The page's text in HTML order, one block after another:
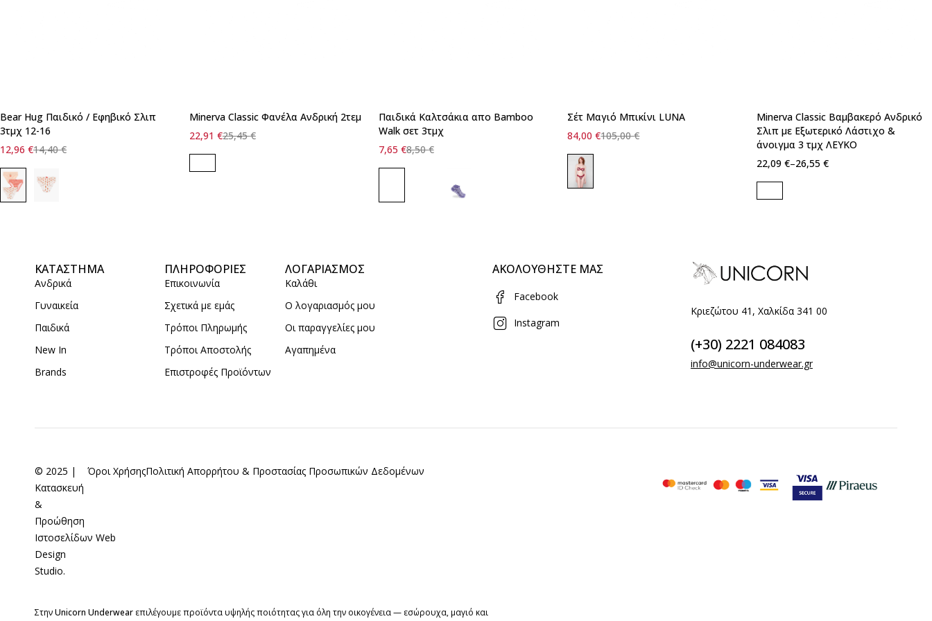
Bear Hug Παιδικό / Εφηβικό Σλιπ
3τμχ 12-16
14,40€
12,96 €
Minerva Classic Φανέλα Ανδρική 2τεμ
25,45€
22,91 €
Παιδικά Καλτσάκια απο Bamboo
Walk σετ 3τμχ
8,50€
7,65 €
Σέτ Μαγιό Μπικίνι LUNA
105,00€
84,00€
Γρήγορη προσθήκη στο καλάθι
3
6 4
Minerva Classic Βαμβακερό Ανδρικό
Σλιπ με Εξωτερικό Λάστιχο &
άνοιγμα 3 τμχ ΛΕΥΚΟ
22,09€–26,55€
ΚΑΤΑΣΤΗΜΑ
Ανδρικά
Γυναικεία
Παιδικά
New In
Brands
ΠΛΗΡΟΦΟΡΙΕΣ
Επικοινωνία
Σχετικά με εμάς
Τρόποι Πληρωμής
Τρόποι Αποστολής
Επιστροφές Προϊόντων
ΛΟΓΑΡΙΑΣΜΟΣ
Καλάθι
Ο λογαριασμός μου
Οι παραγγελίες μου
Αγαπημένα
ΑΚΟΛΟΥΘΗΣΤΕ ΜΑΣ
Facebook
Instagram
Κριεζώτου 41, Χαλκίδα 341 00
(+30) 2221 084083
info@unicorn-underwear.gr
© 2025 |
Κατασκευή
&
Προώθηση
Ιστοσελίδων Web
Design
Studio.
Όροι ΧρήσηςΠολιτική Απορρήτου & Προστασίας Προσωπικών Δεδομένων
ΣτηνUnicorn Underwear επιλέγουμε προϊόντα υψηλής ποιότητας για όλη την οικογένεια — εσώρουχα, μαγιό και